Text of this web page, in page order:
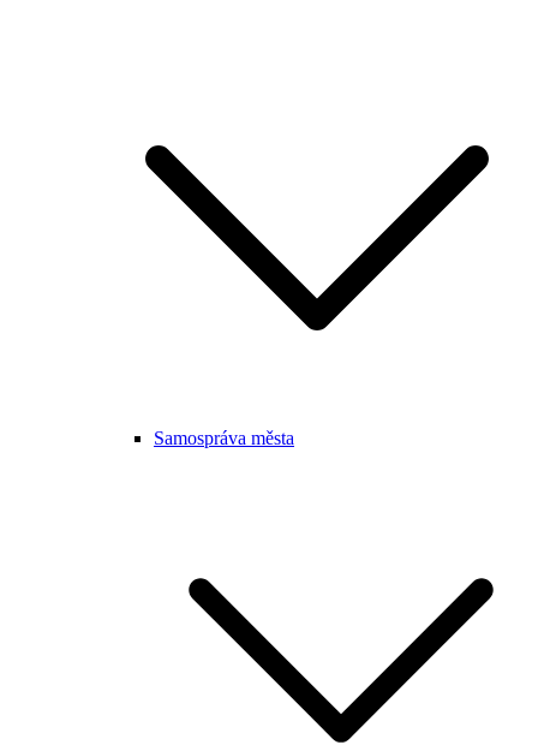
Samospráva města